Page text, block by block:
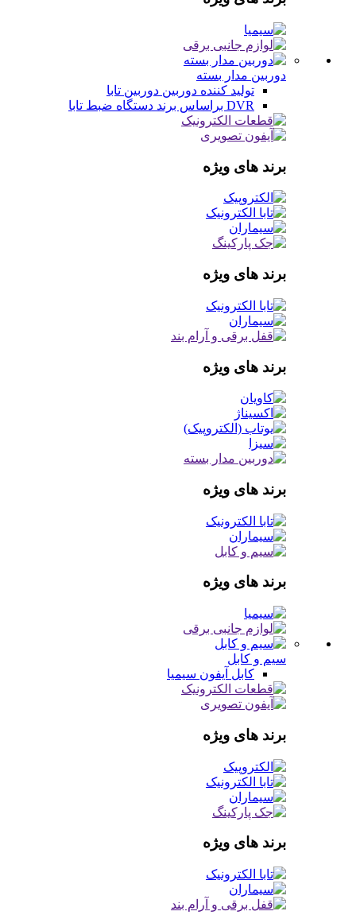
دوربین مدار بسته
تولید کننده دوربین دوربین تابا
DVR براساس برند
دستگاه ضبط تابا
برند های ویژه
برند های ویژه
برند های ویژه
برند های ویژه
برند های ویژه
سیم و کابل
کابل آیفون سیمیا
برند های ویژه
برند های ویژه